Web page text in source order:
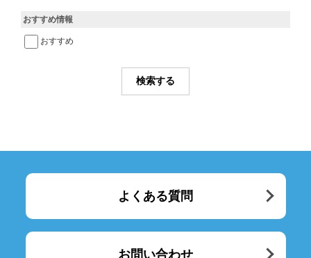
おすすめ情報
おすすめ
よくある質問
お問い合わせ